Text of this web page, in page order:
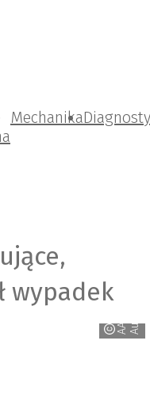
Mechanika
wypadek
A
A
A
A
u
to